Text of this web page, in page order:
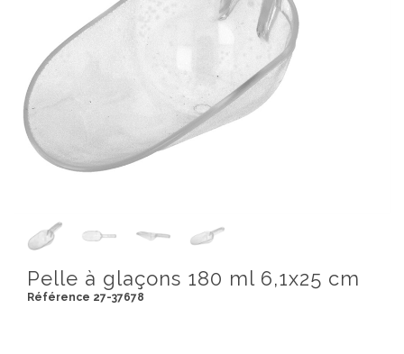
Pelle à glaçons 180 ml 6,1x25 cm
Référence 27-37678